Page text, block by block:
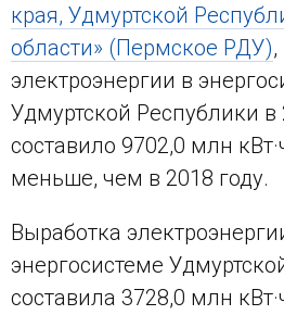
края, Удмуртской
области» (Пермское РДУ)
электроэнергии в
Удмуртской Республики в
составило 9702,0 млн
меньше, чем в 2018 году.
Выработка
энергосистеме
составила 3728,0 млн